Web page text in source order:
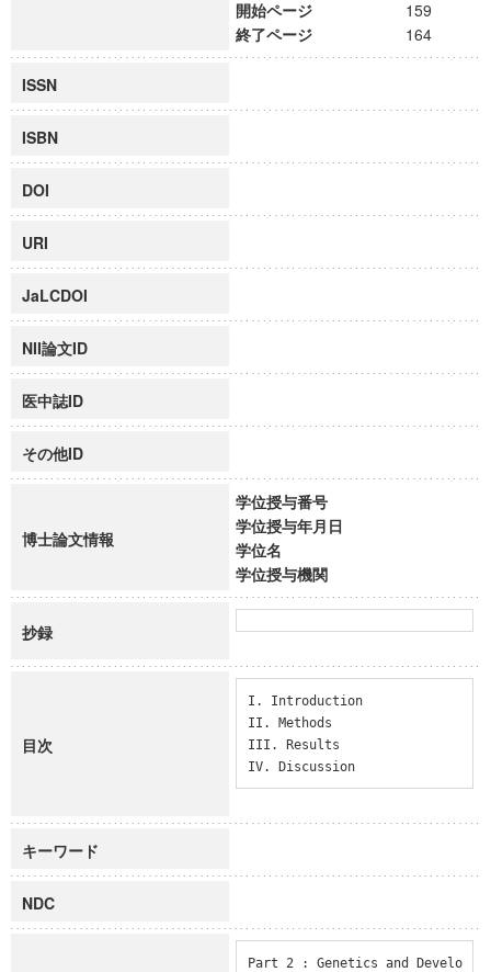
開始ページ
159
終了ページ
164
ISSN
ISBN
DOI
URI
JaLCDOI
NII論文ID
医中誌ID
その他ID
博士論文情報
学位授与番号
学位授与年月日
学位名
学位授与機関
抄録
目次
I. Introduction
II. Methods
III. Results
IV. Discussion
キーワード
NDC
Part 2 : Genetics and Develo